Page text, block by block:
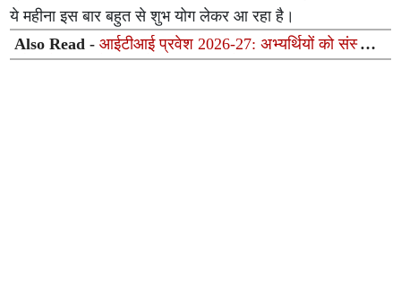
ये महीना इस बार बहुत से शुभ योग लेकर आ रहा है।
Also Read -आईटीआई प्रवेश 2026-27: अभ्यर्थियों को संस्थान
और ट्रेड बदलने का मिलेगा अवसर, 9 से 12 अगस्त तक खुला